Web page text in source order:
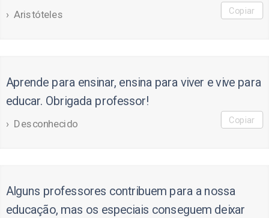
Aristóteles Copiar
Aprende para ensinar, ensina para viver e vive para
educar. Obrigada professor!
Desconhecido Copiar
Alguns professores contribuem para a nossa
educação, mas os especiais conseguem deixar